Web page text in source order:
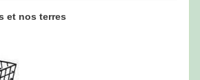
et nos terres